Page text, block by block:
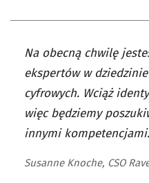
Na obecną chwilę
ekspertów w
cyfrowych. Wciąż
więc będziemy
innymi kompetencjami.
Susanne Knoche, CSO